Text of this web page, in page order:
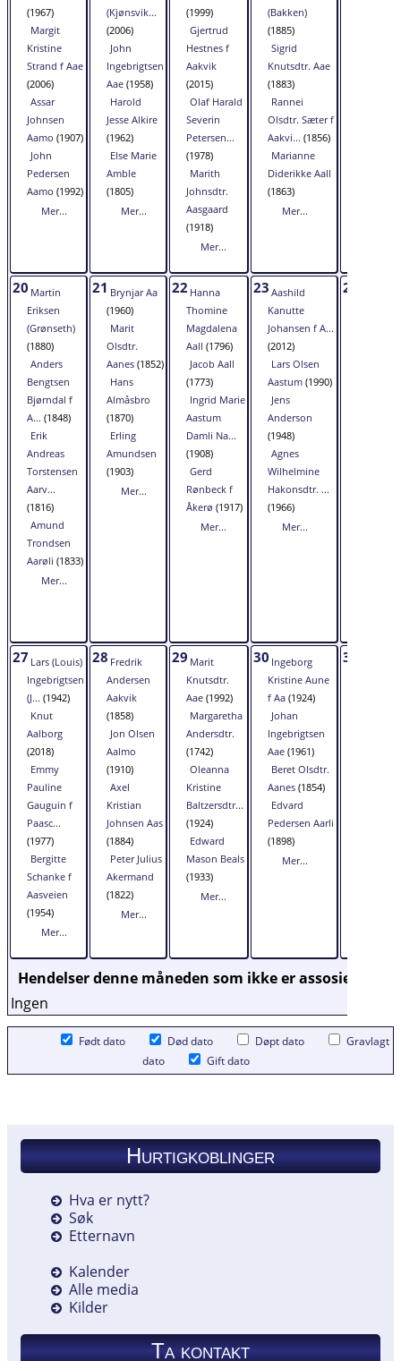
(1967)
Margit
Kristine
Strand f Aae
(2006)
Assar
Johnsen
Aamo (1907)
John
Pedersen
Aamo (1992)
Mer...
(Kjønsvik...
(2006)
John
Ingebrigtsen
Aae (1958)
Harold
Jesse Alkire
(1962)
Else Marie
Amble
(1805)
Mer...
(1999)
Gjertrud
Hestnes f
Aakvik
(2015)
Olaf Harald
Severin
Petersen...
(1978)
Marith
Johnsdtr.
Aasgaard
(1918)
Mer...
(Bakken)
(1885)
Sigrid
Knutsdtr. Aae
(1883)
Rannei
Olsdtr. Sæter f
Aakvi... (1856)
Marianne
Diderikke Aall
(1863)
Mer...
20 Martin
Eriksen
(Grønseth)
(1880)
Anders
Bengtsen
Bjørndal f
A... (1848)
Erik
Andreas
Torstensen
Aarv...
(1816)
Amund
Trondsen
Aarøli (1833)
Mer...
21 Brynjar Aa
(1960)
Marit
Olsdtr.
Aanes (1852)
Hans
Almåsbro
(1870)
Erling
Amundsen
(1903)
Mer...
22 Hanna
Thomine
Magdalena
Aall (1796)
Jacob Aall
(1773)
Ingrid Marie
Aastum
Damli Na...
(1908)
Gerd
Rønbeck f
Åkerø (1917)
Mer...
23 Aashild
Kanutte
Johansen f A...
(2012)
Lars Olsen
Aastum (1990)
Jens
Anderson
(1948)
Agnes
Wilhelmine
Hakonsdtr. ...
(1966)
Mer...
24
27 Lars (Louis)
Ingebrigtsen
(J... (1942)
Knut
Aalborg
(2018)
Emmy
Pauline
Gauguin f
Paasc...
(1977)
Bergitte
Schanke f
Aasveien
(1954)
Mer...
28 Fredrik
Andersen
Aakvik
(1858)
Jon Olsen
Aalmo
(1910)
Axel
Kristian
Johnsen Aas
(1884)
Peter Julius
Akermand
(1822)
Mer...
29 Marit
Knutsdtr.
Aae (1992)
Margaretha
Andersdtr.
(1742)
Oleanna
Kristine
Baltzersdtr...
(1924)
Edward
Mason Beals
(1933)
Mer...
30 Ingeborg
Kristine Aune
f Aa (1924)
Johan
Ingebrigtsen
Aae (1961)
Beret Olsdtr.
Aanes (1854)
Edvard
Pedersen Aarli
(1898)
Mer...
31
Hendelser denne måneden som ikke er assosiert
Ingen
Født dato Død dato Døpt dato
Gravlagt
dato
Gift dato
Hurtigkoblinger
Hva er nytt?
Søk
Etternavn
Kalender
Alle media
Kilder
Ta kontakt